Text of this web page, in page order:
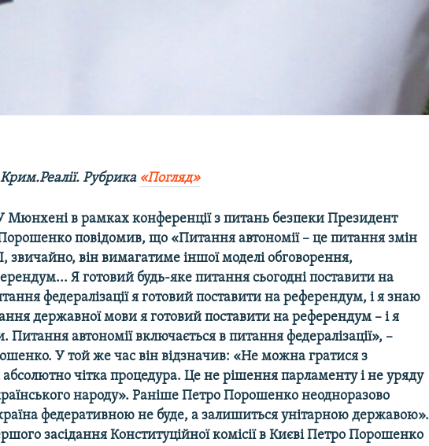
Рубрика «Погляд»
Мюнхені в рамках конференції з питань безпеки Президент
повідомив, що «Питання автономії – це питання змін
звичайно, він вимагатиме іншої моделі обговорення,
Я готовий будь-яке питання сьогодні поставити на
федералізації я готовий поставити на референдум, і я знаю
державної мови я готовий поставити на референдум – і я
Питання автономії включається в питання федералізації», –
У той же час він відзначив: «Не можна гратися з
абсолютно чітка процедура. Це не рішення парламенту і не уряду
народу». Раніше Петро Порошенко неодноразово
федеративною не буде, а залишиться унітарною державою».
засідання Конституційної комісії в Києві Петро Порошенко